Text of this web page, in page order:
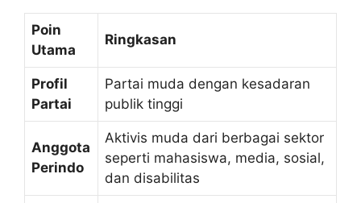
Poin
Utama
Ringkasan
Profil
Partai
Partai muda dengan kesadaran
publik tinggi
Anggota
Perindo
Aktivis muda dari berbagai sektor
seperti mahasiswa, media, sosial,
dan disabilitas